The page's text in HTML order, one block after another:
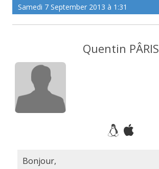
Samedi 7 September 2013 à 1:31
Quentin PÂRIS
Bonjour,